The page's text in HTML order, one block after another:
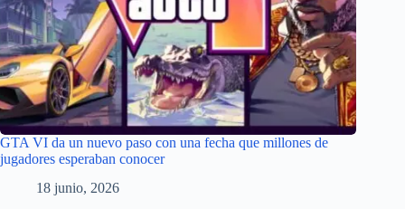
GTA VI da un nuevo paso con una fecha que millones de
jugadores esperaban conocer
18 junio, 2026